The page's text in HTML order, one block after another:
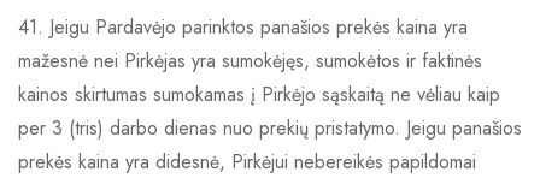
41. Jeigu Pardavėjo parinktos panašios prekės kaina yra
mažesnė nei Pirkėjas yra sumokėjęs, sumokėtos ir faktinės
kainos skirtumas sumokamas į Pirkėjo sąskaitą ne vėliau kaip
per 3 (tris) darbo dienas nuo prekių pristatymo. Jeigu panašios
prekės kaina yra didesnė, Pirkėjui nebereikės papildomai